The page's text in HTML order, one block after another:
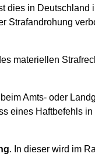
dies in Deutschland
Strafandrohung
materiellen
Amts- oder
eines Haftbefehls
. In dieser wird im